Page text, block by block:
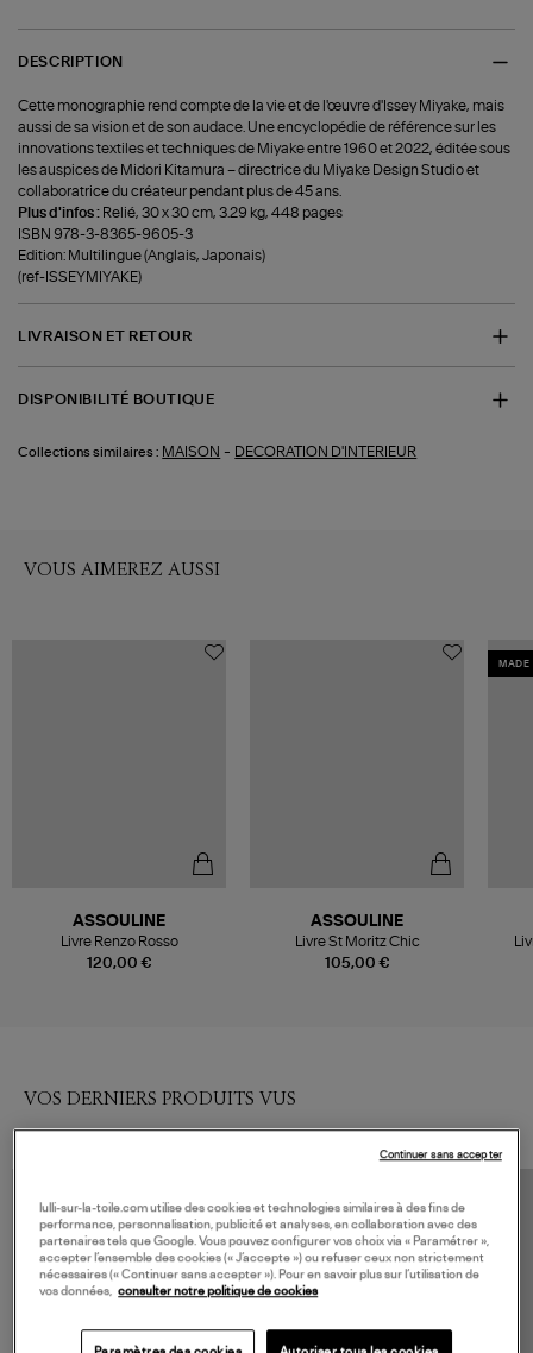
DESCRIPTION
Cette monographie rend compte de la vie et de l'œuvre d'Issey Miyake, mais
aussi de sa vision et de son audace. Une encyclopédie de référence sur les
innovations textiles et techniques de Miyake entre 1960 et 2022, éditée sous
les auspices de Midori Kitamura – directrice du Miyake Design Studio et
collaboratrice du créateur pendant plus de 45 ans.
Plus d'infos : Relié, 30 x 30 cm, 3.29 kg, 448 pages
ISBN 978-3-8365-9605-3
Edition: Multilingue (Anglais, Japonais)
(ref-ISSEYMIYAKE)
LIVRAISON ET RETOUR
DISPONIBILITÉ BOUTIQUE
Collections similaires : MAISON - DECORATION D'INTERIEUR
VOUS AIMEREZ AUSSI
120,00 €
ASSOULINE
Livre Renzo Rosso
105,00 €
ASSOULINE
Livre St Moritz Chic
MADE
VOS DERNIERS PRODUITS VUS
lulli-sur-la-toile.com utilise des cookies et technologies similaires à des fins de
performance, personnalisation, publicité et analyses, en collaboration avec des
partenaires tels que Google. Vous pouvez configurer vos choix via « Paramétrer »,
accepter l’ensemble des cookies (« J’accepte ») ou refuser ceux non strictement
nécessaires (« Continuer sans accepter »). Pour en savoir plus sur l’utilisation de
vos données,
consulter notre politique de cookies
Continuer sans accepter